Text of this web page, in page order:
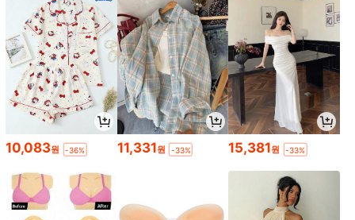
10,083원 -36% 11,331원 -33% 15,381원 -33%